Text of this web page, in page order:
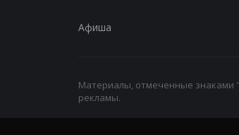
Афиша
Материалы, отмеченные знаками
рекламы.